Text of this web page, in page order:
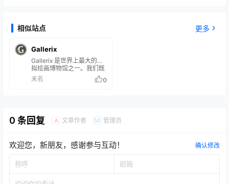
相似站点 更多
Gallerix
Gallerix 是世界上最大的虚
拟绘画博物馆之一。我们既
有经典绘画空间，也有当代
作家的作品空间。网站自
看法。这一观点可能与画作
在博物馆中的现状大相径
未名 0
0 条回复 A 文章作者 M 管理员
欢迎您，新朋友，感谢参与互动！ 确认修改